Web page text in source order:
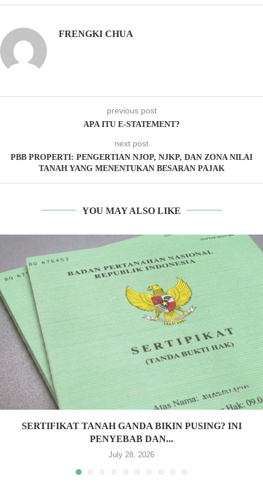
FRENGKI CHUA
previous post
APA ITU E-STATEMENT?
next post
PBB PROPERTI: PENGERTIAN NJOP, NJKP, DAN ZONA NILAI
TANAH YANG MENENTUKAN BESARAN PAJAK
YOU MAY ALSO LIKE
SERTIFIKAT TANAH GANDA BIKIN PUSING? INI
PENYEBAB DAN...
July 28, 2026